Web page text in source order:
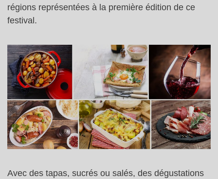
régions représentées à la première édition de ce
festival.
Avec des tapas, sucrés ou salés, des dégustations